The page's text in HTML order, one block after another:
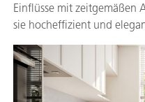
Einflüsse mit zeitgemäßen
sie hocheffizient und